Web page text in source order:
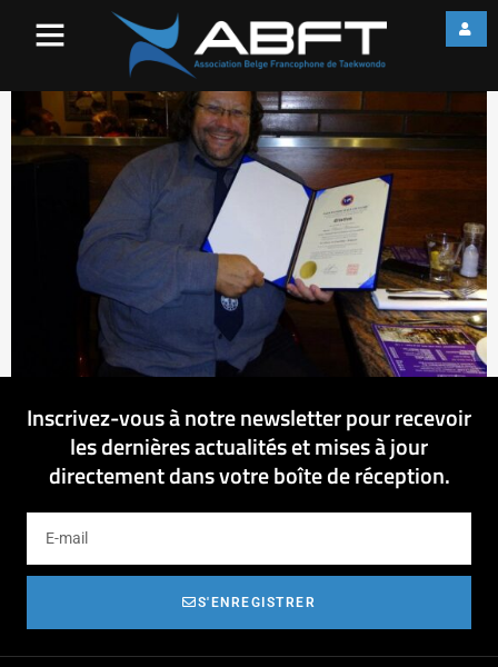
Inscrivez-vous à notre newsletter pour recevoir
les dernières actualités et mises à jour
directement dans votre boîte de réception.
S'ENREGISTRER